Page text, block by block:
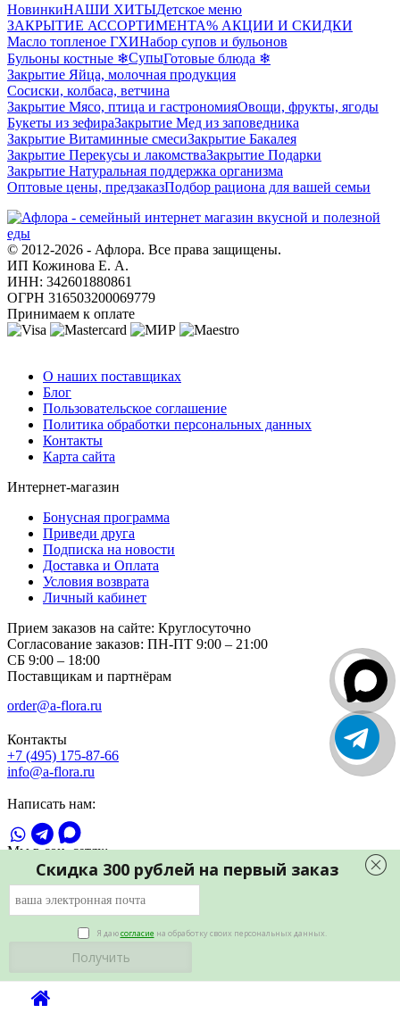
Скидка 300 рублей на первый заказ
Я даюсогласие на обработку своих персональных данных.
НовинкиНАШИ ХИТЫДетское меню
ЗАКРЫТИЕ АССОРТИМЕНТА% АКЦИИ И СКИДКИ
Масло топленое ГХИНабор супов и бульонов
Бульоны костные ❄СупыГотовые блюда ❄
Закрытие Яйца, молочная продукция
Сосиски, колбаса, ветчина
Закрытие Мясо, птица и гастрономияОвощи, фрукты, ягоды
Букеты из зефираЗакрытие Мед из заповедника
Закрытие Витаминные смесиЗакрытие Бакалея
Закрытие Перекусы и лакомстваЗакрытие Подарки
Закрытие Натуральная поддержка организма
Оптовые цены, предзаказПодбор рациона для вашей семьи
© 2012-2026 - Афлора. Все права защищены.
ИП Кожинова Е. А.
ИНН: 342601880861
ОГРН 316503200069779
Принимаем к оплате
О наших поставщиках
Блог
Пользовательское соглашение
Политика обработки персональных данных
Контакты
Карта сайта
Интернет-магазин
Бонусная программа
Приведи друга
Подписка на новости
Доставка и Оплата
Условия возврата
Личный кабинет
Прием заказов на сайте: Круглосуточно
Согласование заказов: ПН-ПТ 9:00 – 21:00
СБ 9:00 – 18:00
Поставщикам и партнёрам
order@a-flora.ru
Контакты
+7 (495) 175-87-66
info@a-flora.ru
Написать нам:
Мы в соц. сетях: